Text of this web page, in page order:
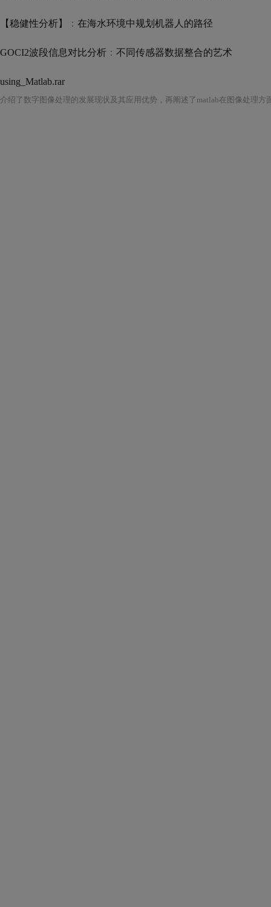
【稳健性分析】 ： 在海水环境中规划机器人的路径
GOCI2波段信息对比分析 ： 不同传感器数据整合的艺术
using_Matlab.rar